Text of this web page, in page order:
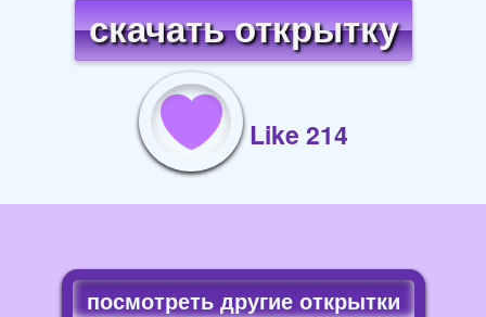
скачать открытку
Like 214
посмотреть другие открытки